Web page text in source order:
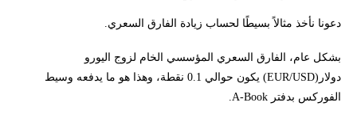
دعونا نأخذ مثالاً بسيطًا لحساب زيادة الفارق السعري.
بشكل عام، الفارق السعري المؤسسي الخام لزوج اليورو
دولار(EUR/USD) يكون حوالي 0.1 نقطة، وهذا هو ما يدفعه وسيط
الفوركس بدفتر A-Book.